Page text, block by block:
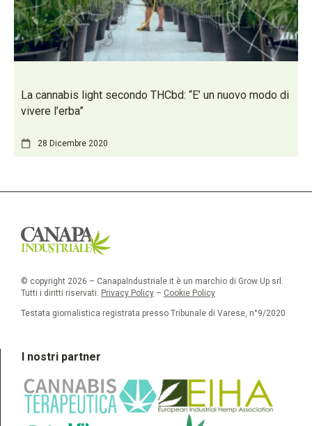
La cannabis light secondo THCbd: “E’ un nuovo modo di
vivere l’erba”
28 Dicembre 2020
© copyright 2026 – CanapaIndustriale.it è un marchio di Grow Up srl.
Tutti i diritti riservati. Privacy Policy – Cookie Policy
Testata giornalistica registrata presso Tribunale di Varese, n°9/2020
I nostri partner